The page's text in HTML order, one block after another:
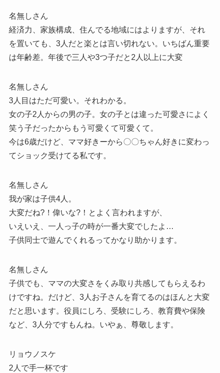
名無しさん
経済力、家族構成、住んでる地域にはよりますが、それ
を置いても、3人だと楽とは言い切れない。いちばん重要
は年齢差。年後で三人や3つ子だと2人以上に大変
名無しさん
3人目はただ可愛い。それわかる。
女の子2人からの男の子。女の子とは違った可愛さによく
笑う子だったからもう可愛くて可愛くて。
今は6歳だけど、ママ好きーから〇〇ちゃん好きに変わっ
てショック受けてる私です。
名無しさん
我が家は子供4人。
大変だね?！偉いな?！とよく言われますが、
いえいえ、一人っ子の時が一番大変でしたよ…
子供同士で遊んでくれるってかなり助かります。
名無しさん
子供でも、ママの大変さをくみ取り共感してもらえるわ
けですね。だけど、3人お子さんを育てるのはほんと大変
だと思います。役員にしろ、受験にしろ、教育費や保険
など、3人分ですもんね。いやぁ、尊敬します。
リョウノスケ
2人で手一杯です